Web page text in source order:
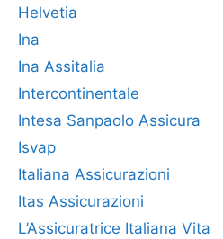
Helvetia
Ina
Ina Assitalia
Intercontinentale
Intesa Sanpaolo Assicura
Isvap
Italiana Assicurazioni
Itas Assicurazioni
L’Assicuratrice Italiana Vita